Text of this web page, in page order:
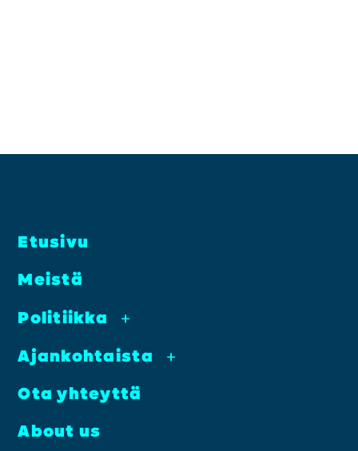
Etusi­vu
Meis­tä
Poli­tiik­ka
+
Ajan­koh­tais­ta +
Ota yhteyt­tä
About us